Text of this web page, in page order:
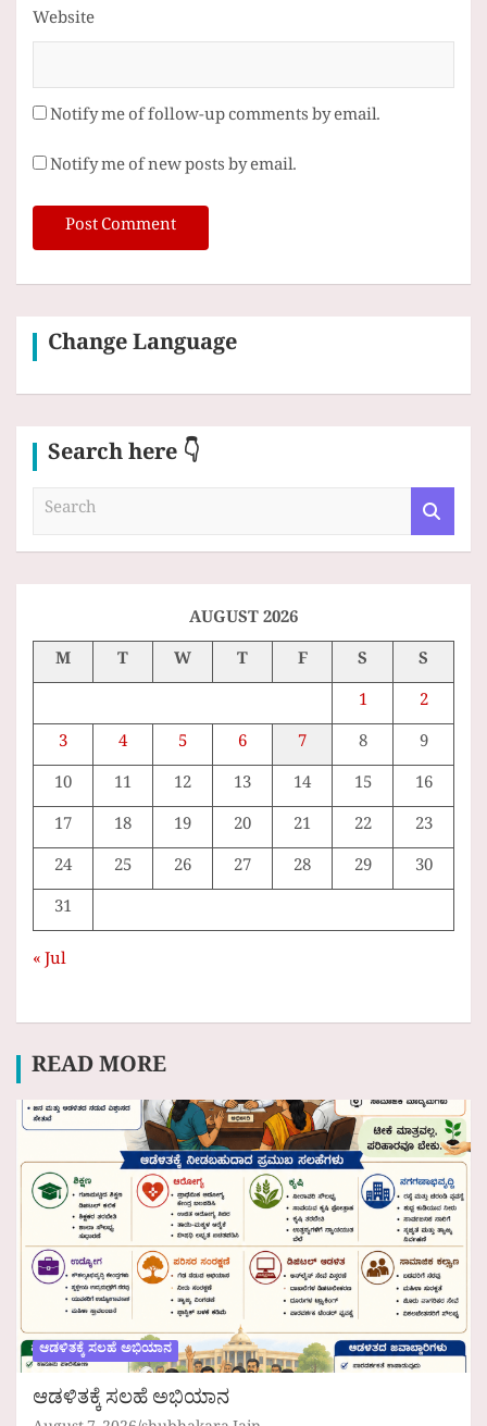
Website
Notify me of follow-up comments by email.
Notify me of new posts by email.
Change Language
Search here 👇
a
AUGUST 2026
M
T W T F S
S
1
2
3
4 5 6 7 8
9
10
11 12 13 14 15
16
17
18 19 20 21 22
23
24
25 26 27 28 29
30
31
« Jul
READ MORE
ಆಡಳಿತಕ್ಕೆ ಸಲಹೆ ಅಭಿಯಾನ
ಆಡಳಿತಕ್ಕೆ ಸಲಹೆ ಅಭಿಯಾನ